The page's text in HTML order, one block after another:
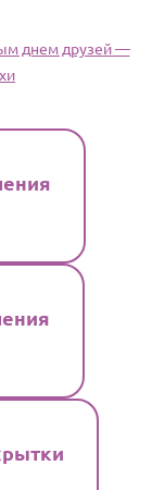
днем друзей —